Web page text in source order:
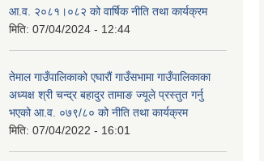
आ.व. २०८१।०८२ को वार्षिक नीति तथा कार्यक्रम
मिति: 07/04/2024 - 12:44
तेमाल गाउँपालिकाको एघारौं गाउँसभामा गाउँपालिकाका
अध्यक्ष श्री चन्द्र बहादुर तामाङ ज्यूले प्रस्तुत गर्नु
भएको आ.व. ०७९/८० को नीति तथा कार्यक्रम
मिति: 07/04/2022 - 16:01